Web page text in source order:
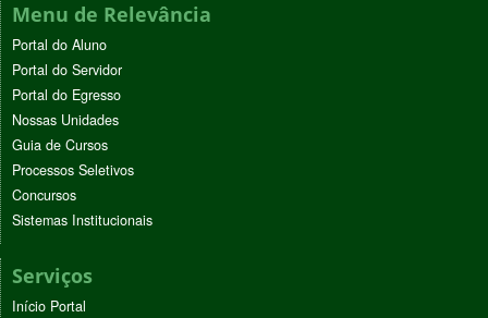
Menu de Relevância
Portal do Aluno
Portal do Servidor
Portal do Egresso
Nossas Unidades
Guia de Cursos
Processos Seletivos
Concursos
Sistemas Institucionais
Serviços
Início Portal